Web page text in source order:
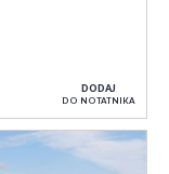
DODAJ
DO NOTATNIKA